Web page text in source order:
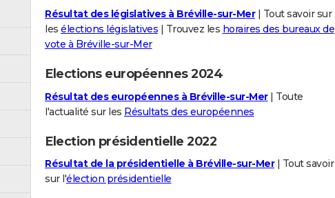
Résultat des législatives à Bréville-sur-Mer| Tout savoir sur
les élections législatives | Trouvez les horaires des bureaux de
vote à Bréville-sur-Mer
Elections européennes 2024
Résultat des européennes à Bréville-sur-Mer| Toute
l'actualité sur les Résultats des européennes
Election présidentielle 2022
Résultat de la présidentielle à Bréville-sur-Mer| Tout savoir
sur l'élection présidentielle